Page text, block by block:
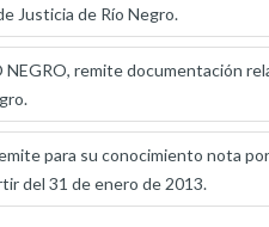
Justicia de Río Negro.
NEGRO, remite documentación
para su conocimiento nota
del 31 de enero de 2013.